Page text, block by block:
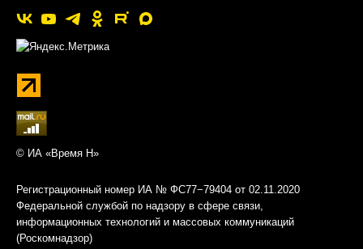
© ИА «Время Н»
Регистрационный номер ИА № ФС77−79404 от 02.11.2020
Федеральной службой по надзору в сфере связи,
информационных технологий и массовых коммуникаций
(Роскомнадзор)